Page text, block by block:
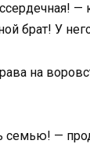
—
брат! У
на
—